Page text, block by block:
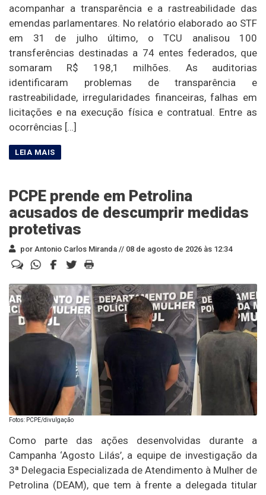
acompanhar a transparência e a rastreabilidade das
emendas parlamentares. No relatório elaborado ao STF
em 31 de julho último, o TCU analisou 100
transferências destinadas a 74 entes federados, que
somaram R$ 198,1 milhões. As auditorias
identificaram problemas de transparência e
rastreabilidade, irregularidades financeiras, falhas em
licitações e na execução física e contratual. Entre as
ocorrências […]
PCPE prende em Petrolina
acusados de descumprir medidas
protetivas
por Antonio Carlos Miranda // 08 de agosto de 2026 às 12:34
Fotos: PCPE/divulgação
Como parte das ações desenvolvidas durante a
Campanha ‘Agosto Lilás’, a equipe de investigação da
3ª Delegacia Especializada de Atendimento à Mulher de
Petrolina (DEAM), que tem à frente a delegada titular